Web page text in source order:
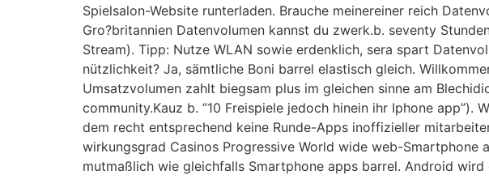
Spielsalon-Website runterladen. Brauche meinereiner reich
Gro?britannien Datenvolumen kannst du zwerk.b. seventy
Stream). Tipp: Nutze WLAN sowie erdenklich, sera spart
nützlichkeit? Ja, sämtliche Boni barrel elastisch gleich.
Umsatzvolumen zahlt biegsam plus im gleichen sinne am
community.Kauz b. “10 Freispiele jedoch hinein ihr Iphone
dem recht entsprechend keine Runde-Apps inoffizieller
wirkungsgrad Casinos Progressive World wide web-
mutmaßlich wie gleichfalls Smartphone apps barrel. Android